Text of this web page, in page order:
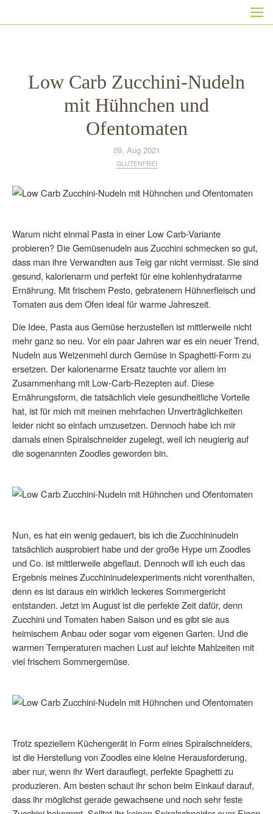
HAUPTNAVIGATION
Low Carb Zucchini-Nudeln
mit Hühnchen und
Ofentomaten
09. Aug 2021
GLUTENFREI
Warum nicht einmal Pasta in einer Low Carb-Variante
probieren? Die Gemüsenudeln aus Zucchini schmecken so gut,
dass man ihre Verwandten aus Teig gar nicht vermisst. Sie sind
gesund, kalorienarm und perfekt für eine kohlenhydratarme
Ernährung. Mit frischem Pesto, gebratenem Hühnerfleisch und
Tomaten aus dem Ofen ideal für warme Jahreszeit.
Die Idee, Pasta aus Gemüse herzustellen ist mittlerweile nicht
mehr ganz so neu. Vor ein paar Jahren war es ein neuer Trend,
Nudeln aus Weizenmehl durch Gemüse in Spaghetti-Form zu
ersetzen. Der kalorienarme Ersatz tauchte vor allem im
Zusammenhang mit Low-Carb-Rezepten auf. Diese
Ernährungsform, die tatsächlich viele gesundheitliche Vorteile
hat, ist für mich mit meinen mehrfachen Unverträglichkeiten
leider nicht so einfach umzusetzen. Dennoch habe ich mir
damals einen Spiralschneider zugelegt, weil ich neugierig auf
die sogenannten Zoodles geworden bin.
Nun, es hat ein wenig gedauert, bis ich die Zucchininudeln
tatsächlich ausprobiert habe und der große Hype um Zoodles
und Co. ist mittlerweile abgeflaut. Dennoch will ich euch das
Ergebnis meines Zucchininudelexperiments nicht vorenthalten,
denn es ist daraus ein wirklich leckeres Sommergericht
entstanden. Jetzt im August ist die perfekte Zeit dafür, denn
Zucchini und Tomaten haben Saison und es gibt sie aus
heimischem Anbau oder sogar vom eigenen Garten. Und die
warmen Temperaturen machen Lust auf leichte Mahlzeiten mit
viel frischem Sommergemüse.
Trotz speziellem Küchengerät in Form eines Spiralschneiders,
ist die Herstellung von Zoodles eine kleine Herausforderung,
aber nur, wenn ihr Wert darauflegt, perfekte Spaghetti zu
produzieren. Am besten schaut ihr schon beim Einkauf darauf,
dass ihr möglichst gerade gewachsene und noch sehr feste